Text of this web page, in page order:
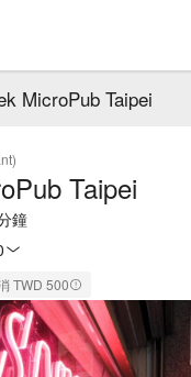
MicroPub Taipei
Taipei
鐘
TWD 500